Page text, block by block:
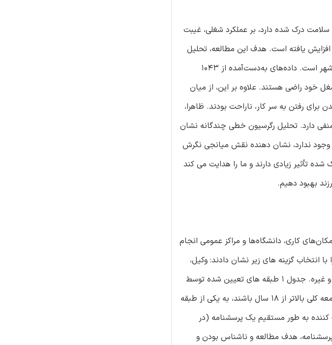
سلامت درک شده دارد، بر عملکرد شغلی، غیبت
یافته است. هدف این مطالعه، تحلیل
همزمان دانش، نگرش ها و شیوه ها نسبت به رضایت شغلی در یک جامعه کلی در یک منطقه کلان شهر است. داده‌های به‌دست‌آمده از 1043
سنی 35.24 سال توزیع شد - نشان داد که تنها 30% افراد از شغل خود راضی هستند. علاوه بر این، از میان
می ترسیدند یا غالبا ارعاب داشتند و 23% هنگام بیدار شدن برای رفتن به سر کار، ناراحت بودند. ظاهرا،
دارد. تحلیل رگرسیون خطی چندگانه نشان
وجود ندارد، نشان دهنده نقش میانجی نگرش
تأثیر زیادی دارند و ما را هدایت می کند
بهبود دهیم.
ایتالیا، در میان مکان‌های کاری، دانشگاه‌ها و مراکز عمومی انجام
گزینه های زیر نشان دادند: وکیل،
معمار، مهندس، پزشک، حسابدار، کارآفرین، معلم، مجری قانون، تاجر، دانشجو، کارمند، کارگر ، بیکار، و غیره. جدول 1 طبقه های تعیین شده توسط
شرکت کنندگان را نشان می دهد. معیارهای ورود به مطالعه ملزم می کند که پاسخ دهندگان یک جامعه کلی بالاتر از 18 سال باشند، به یکی از طبقه
هر شرکت کننده به طور مستقیم یک پرسشنامه (در
هدف مطالعه و ناشناس بودن و